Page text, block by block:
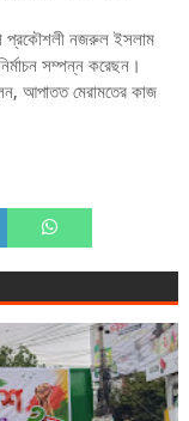
প্রকৌশলী নজরুল ইসলাম
সম্পন্ন করেছন।
আপাতত মেরামতের কাজ